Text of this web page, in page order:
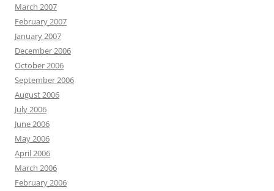
March 2007
February 2007
January 2007
December 2006
October 2006
September 2006
August 2006
July 2006
June 2006
May 2006
April 2006
March 2006
February 2006